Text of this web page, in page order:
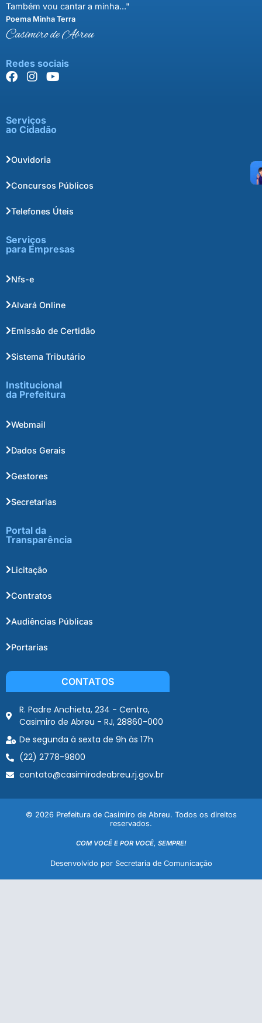
Também vou cantar a minha..."
Poema Minha Terra
Casimiro de Abreu
Redes sociais
Serviços
ao Cidadão
Ouvidoria
Concursos Públicos
Telefones Úteis
Serviços
para Empresas
Nfs-e
Alvará Online
Emissão de Certidão
Sistema Tributário
Institucional
da Prefeitura
Webmail
Dados Gerais
Gestores
Secretarias
Portal da
Transparência
Licitação
Contratos
Audiências Públicas
Portarias
CONTATOS
R. Padre Anchieta, 234 - Centro,
Casimiro de Abreu - RJ, 28860-000
De segunda à sexta de 9h às 17h
(22) 2778-9800
contato@casimirodeabreu.rj.gov.br
© 2026 Prefeitura de Casimiro de Abreu. Todos os direitos
reservados.
COM VOCÊ E POR VOCÊ, SEMPRE!
Desenvolvido por Secretaria de Comunicação